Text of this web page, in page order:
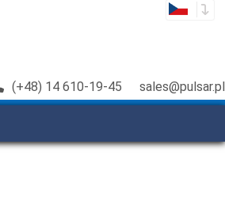
(+48) 14 610-19-45 sales@pulsar.pl